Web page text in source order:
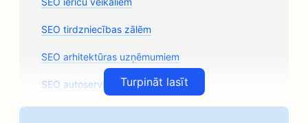
SEO tirdzniecības zālēm
SEO arhitektūras uzņēmumiem
SEO autoservisiemTurpināt lasīt